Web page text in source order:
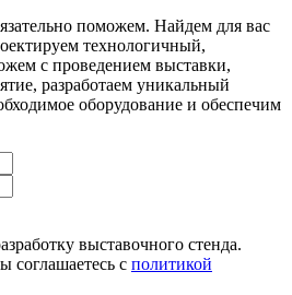
поможем. Найдем для вас
технологичный,
с проведением выставки,
разработаем уникальный
оборудование и обеспечим
выставочного стенда.
соглашаетесь с политикой